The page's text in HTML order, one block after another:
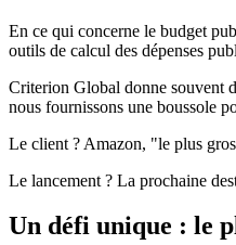
En ce qui concerne le budget
outils de calcul des dépenses
Criterion Global donne souvent
nous fournissons une boussole
Le client ? Amazon, "le plus
Le lancement ? La prochaine
Un défi unique : le